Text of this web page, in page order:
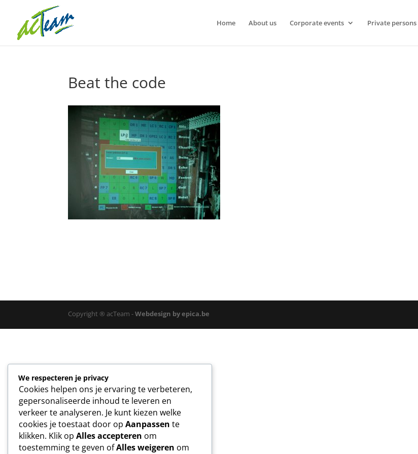
Home About us Corporate events Private persons
Beat the code
Copyright ® acTeam -Webdesign by epica.be
We respecteren je privacy
Cookies helpen ons je ervaring te verbeteren,
gepersonaliseerde inhoud te leveren en
verkeer te analyseren. Je kunt kiezen welke
cookies je toestaat door op Aanpassen te
klikken. Klik op Alles accepteren om
toestemming te geven ofAlles weigeren om